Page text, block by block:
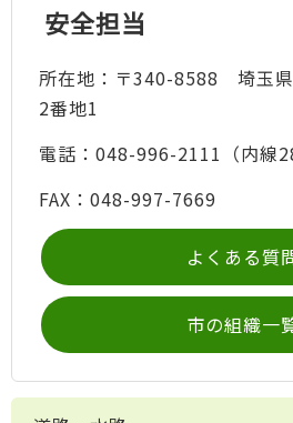
安全担当
所在地：〒340-8588 埼玉県
2番地1
電話：048-996-2111（内線
FAX：048-997-7669
よくある質
市の組織一